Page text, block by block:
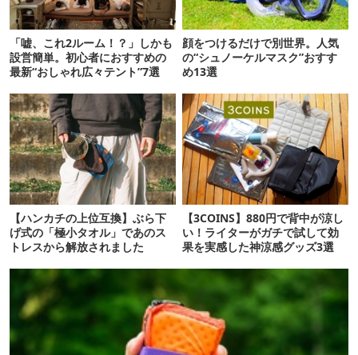
「嘘、これ2ルーム！？」しかも
設営簡単。初心者におすすめの
最新“おしゃれ広々テント”7選
顔をつけるだけで別世界。人気
の“シュノーケルマスク”おすす
め13選
【ハンカチの上位互換】ぶら下
げ式の「極小タオル」であのス
トレスから解放されました
【3COINS】880円で背中が涼し
い！ライターがガチで試して効
果を実感した神涼感グッズ3選